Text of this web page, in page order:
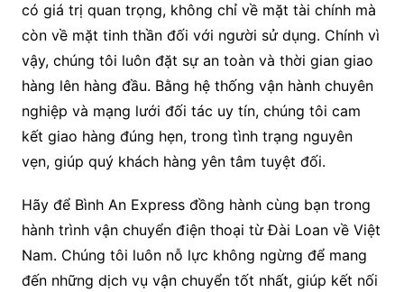
có giá trị quan trọng, không chỉ về mặt tài chính mà
còn về mặt tinh thần đối với người sử dụng. Chính vì
vậy, chúng tôi luôn đặt sự an toàn và thời gian giao
hàng lên hàng đầu. Bằng hệ thống vận hành chuyên
nghiệp và mạng lưới đối tác uy tín, chúng tôi cam
kết giao hàng đúng hẹn, trong tình trạng nguyên
vẹn, giúp quý khách hàng yên tâm tuyệt đối.
Hãy để Bình An Express đồng hành cùng bạn trong
hành trình vận chuyển điện thoại từ Đài Loan về Việt
Nam. Chúng tôi luôn nỗ lực không ngừng để mang
đến những dịch vụ vận chuyển tốt nhất, giúp kết nối